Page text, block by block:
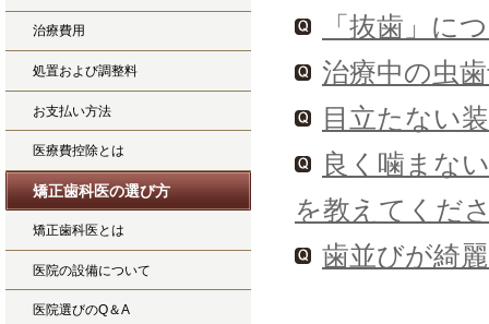
「抜歯」に
治療中の虫
目立たない
良く噛まな
を教えてくだ
歯並びが綺
治療費用
処置および調整料
お支払い方法
医療費控除とは
矯正歯科医の選び方
矯正歯科医とは
医院の設備について
医院選びのQ＆A